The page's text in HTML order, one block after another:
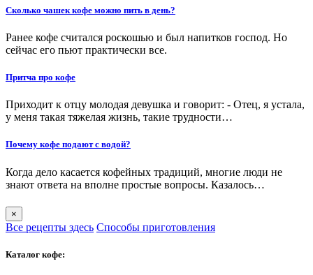
Сколько чашек кофе можно пить в день?
Ранее кофе считался роскошью и был напитков господ. Но
сейчас его пьют практически все.
Притча про кофе
Приходит к отцу молодая девушка и говорит: - Отец, я устала,
у меня такая тяжелая жизнь, такие трудности…
Почему кофе подают с водой?
Когда дело касается кофейных традиций, многие люди не
знают ответа на вполне простые вопросы. Казалось…
×
Все рецепты здесь Способы приготовления
Каталог кофе: